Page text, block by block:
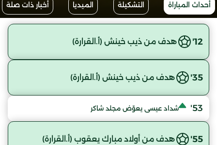
أحداث المباراة التشكيلة الميديا أخبار ذات صلة
12' هدف من ذيب خينش (أ.القرارة)
35' هدف من ذيب خينش (أ.القرارة)
53' شداد عيسى يعوّض مجلد شاكر
55' هدف من أولاد مبارك يعقوب (أ.القرارة)